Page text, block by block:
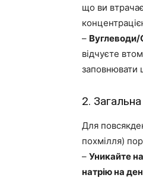
що ви
–
відчуєте
заповнювати
2.
Для
похмілля)
– Уникайте
натрію на